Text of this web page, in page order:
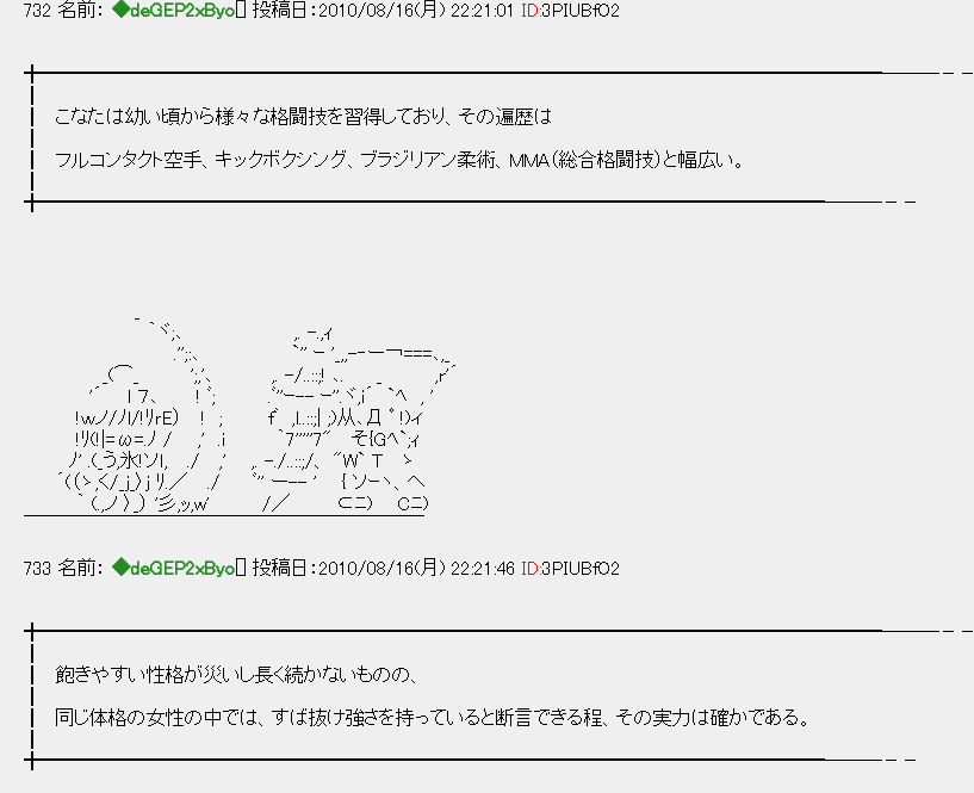
732 名前： ◆deGEP2xByo [] 投稿日：2010/08/16(月) 22:21:01 ID:3PIUBfO2
╋━━━━━━━━━━━━━━━━━━━━━━━━━━━━━━━━━━━━━━━━━━━━───－－
┃ こなたは幼い頃から様々な格闘技を習得しており、その遍歴は
┃ フルコンタクト空手、キックボクシング、ブラジリアン柔術、MMA（総合格闘技）と幅広い。
╋━━━━━━━━━━━━━━━━━━━━━━━━━━━━━━━━━━━━━━━━━───－－
｀ヾ;､ ,. -.,ｨ
.'';:､ `'' ｰ '_,,-‐ー￢===､,_
_(⌒_ ';,'､ ,. -/..::;! ､. _ ,r'´
'´ l ７､ ! ﾞ; .ﾞ''ｰ-- ｰ''.ヾ,i´ `ﾍ , '
!ｗノ/ﾉl/!ﾘｒE） ! ; fﾞ ,l..::;| ;)从､Д ﾟ !)ィ
!ﾘ(!|=ω=.ﾉ / ,' .i ｀7'''''7" そ{Gﾍ`;ｨ
ﾉ' .(_う,氷!ソｌ, ./ ,' ,. -./..::;/、 "W` T ゝ
´(（ゝ,く/_j_〉j ﾘ.／ ./ ﾞ'' ー-- ' { ソｰヽ、ヘ
｀ (.,ノ 〉_） '彡,ｯ,w' /／ ⊂ﾆ) Cﾆ)
733 名前： ◆deGEP2xByo [] 投稿日：2010/08/16(月) 22:21:46 ID:3PIUBfO2
╋━━━━━━━━━━━━━━━━━━━━━━━━━━━━━━━━━━━━━━━━━━━━───－－
┃ 飽きやすい性格が災いし長く続かないものの、
┃ 同じ体格の女性の中では、すば抜け強さを持っていると断言できる程、その実力は確かである。
╋━━━━━━━━━━━━━━━━━━━━━━━━━━━━━━━━━━━━━━━━━───－－